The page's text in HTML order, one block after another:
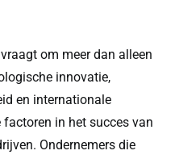
om meer dan alleen
innovatie,
en internationale
in het succes van
Ondernemers die